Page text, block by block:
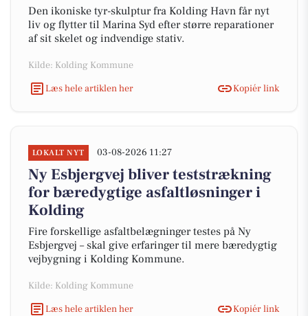
Den ikoniske tyr-skulptur fra Kolding Havn får nyt
liv og flytter til Marina Syd efter større reparationer
af sit skelet og indvendige stativ.
Kilde: Kolding Kommune
Læs hele artiklen her
Kopiér link
LOKALT NYT 03-08-2026 11:27
Ny Esbjergvej bliver teststrækning
for bæredygtige asfaltløsninger i
Kolding
Fire forskellige asfaltbelægninger testes på Ny
Esbjergvej – skal give erfaringer til mere bæredygtig
vejbygning i Kolding Kommune.
Kilde: Kolding Kommune
Læs hele artiklen her
Kopiér link